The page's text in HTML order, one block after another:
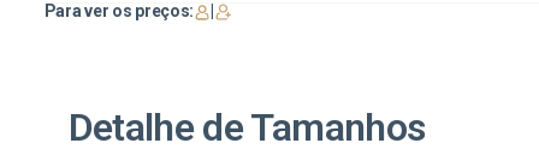
Para ver os preços:
Detalhe de Tamanhos